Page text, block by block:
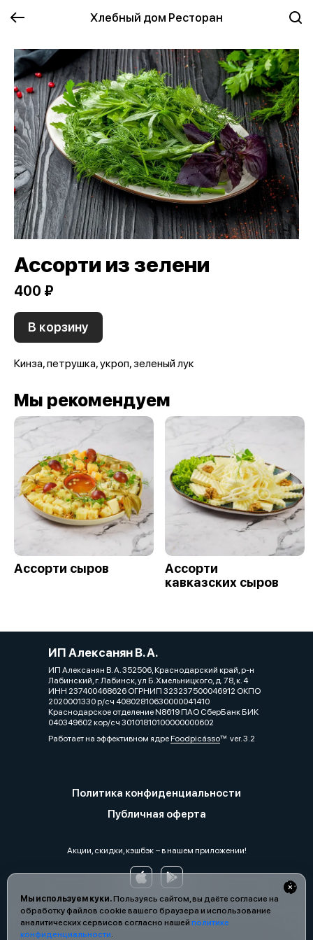
Хлебный дом Ресторан
Мы используем куки.Пользуясь сайтом, вы даёте согласие на
обработку файлов cookie вашего браузера и использование
аналитических сервисов согласно нашей политике
конфиденциальности.
Ассорти из зелени
400 ₽
В корзину
Кинза, петрушка, укроп, зеленый лук
Мы рекомендуем
Ассорти сыров
Ассорти
кавказских сыров
ИП Алексанян В. А.
ИП Алексанян В. А. 352506, Краснодарский край, р-н
Лабинский, г. Лабинск, ул Б.Хмельницкого, д. 78, к. 4
ИНН 237400468626 ОГРНИП 323237500046912 ОКПО
2020001330 р/сч 40802810630000041410
Краснодарское отделение N8619 ПАО СберБанк БИК
040349602 кор/сч 30101810100000000602
Работает на эффективном ядреFoodpicássover. 3.2
Политика конфиденциальности
Публичная оферта
Акции, скидки, кэшбэк − в нашем приложении!